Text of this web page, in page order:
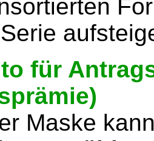
für
Maske